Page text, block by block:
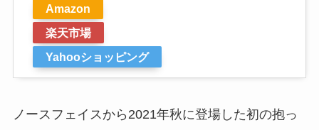
Amazon
楽天市場
Yahooショッピング
ノースフェイスから2021年秋に登場した初の抱っ